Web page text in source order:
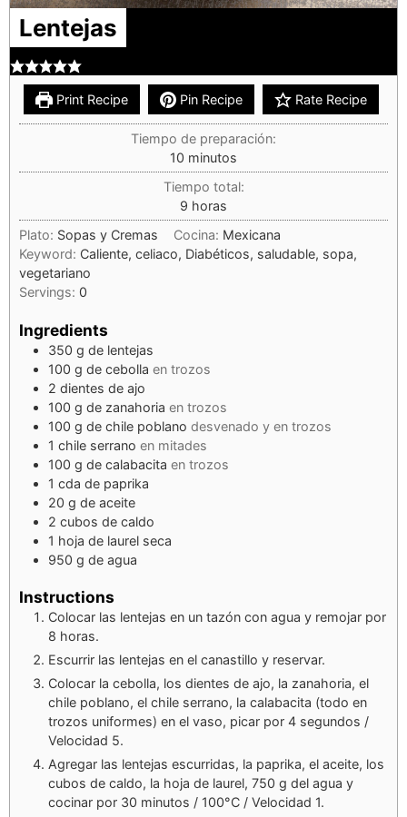
Lentejas
Print Recipe Pin Recipe Rate Recipe
Tiempo de preparación:
10 minutos
Tiempo total:
9 horas
Plato: Sopas y Cremas Cocina: Mexicana
Keyword: Caliente, celiaco, Diabéticos, saludable, sopa,
vegetariano
Servings: 0
Ingredients
350 g de lentejas
100 g de cebolla en trozos
2 dientes de ajo
100 g de zanahoria en trozos
100 g de chile poblano desvenado y en trozos
1 chile serrano en mitades
100 g de calabacita en trozos
1 cda de paprika
20 g de aceite
2 cubos de caldo
1 hoja de laurel seca
950 g de agua
Instructions
Colocar las lentejas en un tazón con agua y remojar por
8 horas.
Escurrir las lentejas en el canastillo y reservar.
Colocar la cebolla, los dientes de ajo, la zanahoria, el
chile poblano, el chile serrano, la calabacita (todo en
trozos uniformes) en el vaso, picar por 4 segundos /
Velocidad 5.
Agregar las lentejas escurridas, la paprika, el aceite, los
cubos de caldo, la hoja de laurel, 750 g del agua y
cocinar por 30 minutos / 100°C / Velocidad 1.